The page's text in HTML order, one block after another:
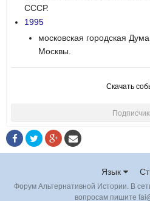
СССР.
1995
московская городская
Москвы.
Скачать
Язык
Форум Альтернативной Истории. В
вопросам пишите